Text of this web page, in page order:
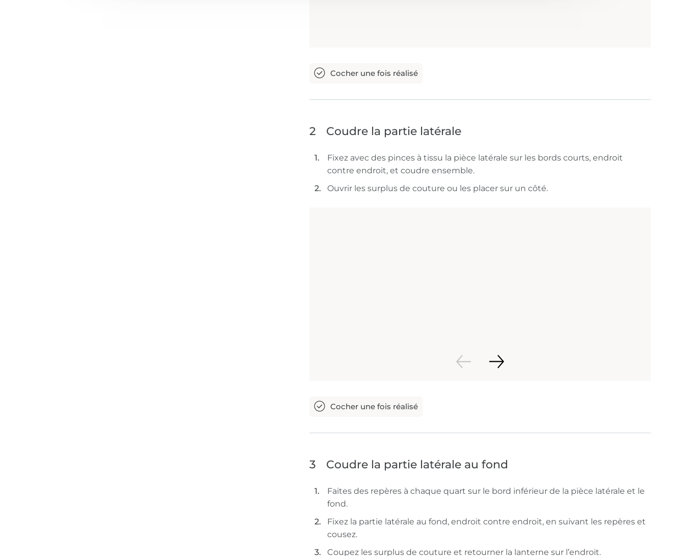
2 Coudre la partie latérale
Fixez avec des pinces à tissu la pièce latérale sur les bords courts, endroit
contre endroit, et coudre ensemble.
Ouvrir les surplus de couture ou les placer sur un côté.
3 Coudre la partie latérale au fond
Faites des repères à chaque quart sur le bord inférieur de la pièce latérale et le
fond.
Fixez la partie latérale au fond, endroit contre endroit, en suivant les repères et
cousez.
Coupez les surplus de couture et retourner la lanterne sur l’endroit.